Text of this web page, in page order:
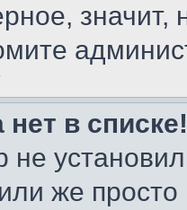
значит,
в списке!
не
же